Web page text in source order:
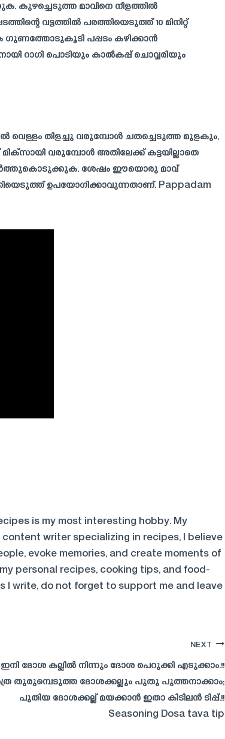
കുഴച്ചെടുത്ത മാവിനെ നീളത്തിൽ
വട്ടത്തിൽ പരത്തിയെടുത്ത് 10 മിനിറ്റ്
പപ്പടം കഴിക്കാൻ
റാഗി പൊടിയും കാൽകപ്പ് ചൊവ്വരിയും
വെള്ളം തിളച്ചു വരുമ്പോൾ ചതച്ചെടുത്ത മുളകും,
വരുമ്പോൾ അതിലേക്ക് കട്ടയില്ലാതെ
ചേർത്തുകൊടുക്കുക. ശേഷം ഈയൊരു മാവ്
ഉപയോഗിക്കാവുന്നതാണ്. Pappadam
is my most interesting hobby. My
writer specializing in recipes, I believe
evoke memories, and create moments of
personal recipes, cooking tips, and food-
I write, do not forget to support me and leave
NEXT
ഇനി ദോശ കല്ലിൽ നിന്നും ദോശ പെറുക്കി എടുക്കാം.!!
തുരുമ്പെടുത്ത ദോശക്കല്ലും പുതു പുത്തനാക്കാം;
പുതിയ ദോശക്കല്ല് മയക്കാൻ ഇതാ കിടിലൻ ടിപ്പ്.!!
Seasoning Dosa tava tip